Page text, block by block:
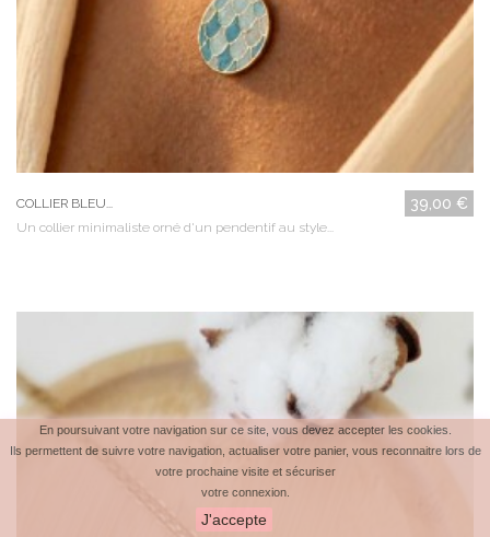
COLLIER BLEU... 39,00 €
Un collier minimaliste orné d'un pendentif au style...
En poursuivant votre navigation sur ce site, vous devez accepter les cookies.
Ils permettent de suivre votre navigation, actualiser votre panier, vous reconnaitre lors de
votre prochaine visite et sécuriser
votre connexion.
J'accepte